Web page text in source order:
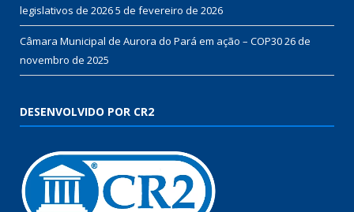
legislativos de 20265 de fevereiro de 2026
Câmara Municipal de Aurora do Pará em ação – COP3026 de
novembro de 2025
DESENVOLVIDO POR CR2